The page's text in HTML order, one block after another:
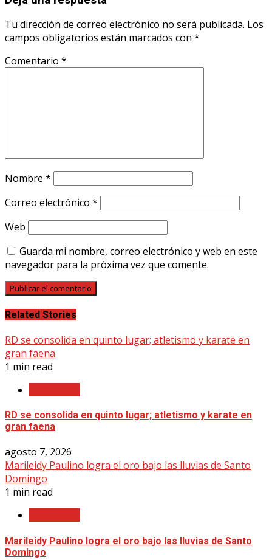
Tu dirección de correo electrónico no será publicada. Los
campos obligatorios están marcados con *
Comentario *
Nombre *
Correo electrónico *
Web
Guarda mi nombre, correo electrónico y web en este
navegador para la próxima vez que comente.
Related Stories
RD se consolida en quinto lugar; atletismo y karate en
gran faena
1 min read
RD se consolida en quinto lugar; atletismo y karate en
gran faena
agosto 7, 2026
Marileidy Paulino logra el oro bajo las lluvias de Santo
Domingo
1 min read
Marileidy Paulino logra el oro bajo las lluvias de Santo
Domingo